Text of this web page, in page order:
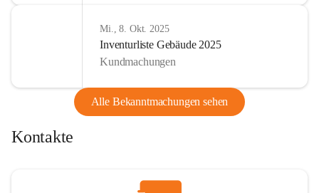
Mi., 8. Okt. 2025
Inventurliste Gebäude 2025
Kundmachungen
Alle Bekanntmachungen sehen
Kontakte